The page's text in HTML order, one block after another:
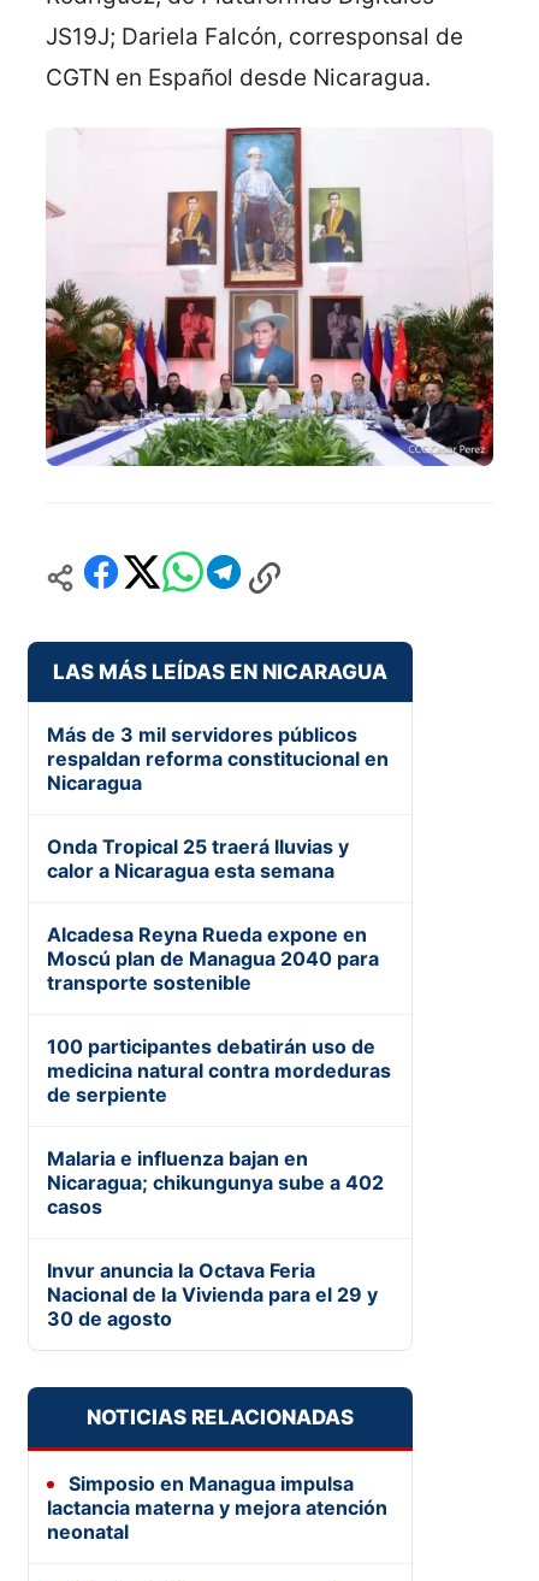
JS19J; Dariela Falcón, corresponsal de
CGTN en Español desde Nicaragua.
LAS MÁS LEÍDAS EN NICARAGUA
Más de 3 mil servidores públicos
respaldan reforma constitucional en
Nicaragua
Onda Tropical 25 traerá lluvias y
calor a Nicaragua esta semana
Alcadesa Reyna Rueda expone en
Moscú plan de Managua 2040 para
transporte sostenible
100 participantes debatirán uso de
medicina natural contra mordeduras
de serpiente
Malaria e influenza bajan en
Nicaragua; chikungunya sube a 402
casos
Invur anuncia la Octava Feria
Nacional de la Vivienda para el 29 y
30 de agosto
NOTICIAS RELACIONADAS
Simposio en Managua impulsa
lactancia materna y mejora atención
neonatal